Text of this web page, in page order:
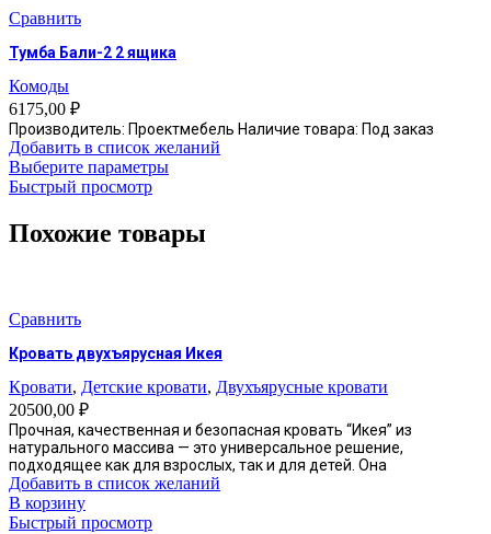
Сравнить
Тумба Бали-2 2 ящика
Комоды
6175,00 ₽
Производитель: Проектмебель Наличие товара: Под заказ
Добавить в список желаний
Выберите параметрыЭтот
вариаций.
странице
товара.
Быстрый просмотр
Похожие товары
Сравнить
Кровать двухъярусная Икея
Кровати, Детские кровати, Двухъярусные кровати
20500,00 ₽
Прочная, качественная и безопасная кровать “Икея” из
натурального массива — это универсальное решение,
подходящее как для взрослых, так и для детей. Она
Добавить в список желаний
В корзину
Быстрый просмотр